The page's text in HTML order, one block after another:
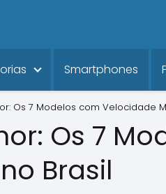
Smartphones
Os 7 Modelos com Velocidade
Os 7
Brasil